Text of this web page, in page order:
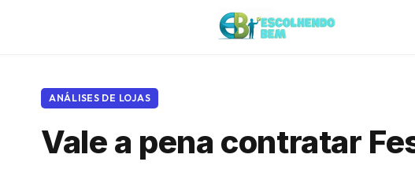
ANÁLISES DE LOJAS
Vale a pena contratar